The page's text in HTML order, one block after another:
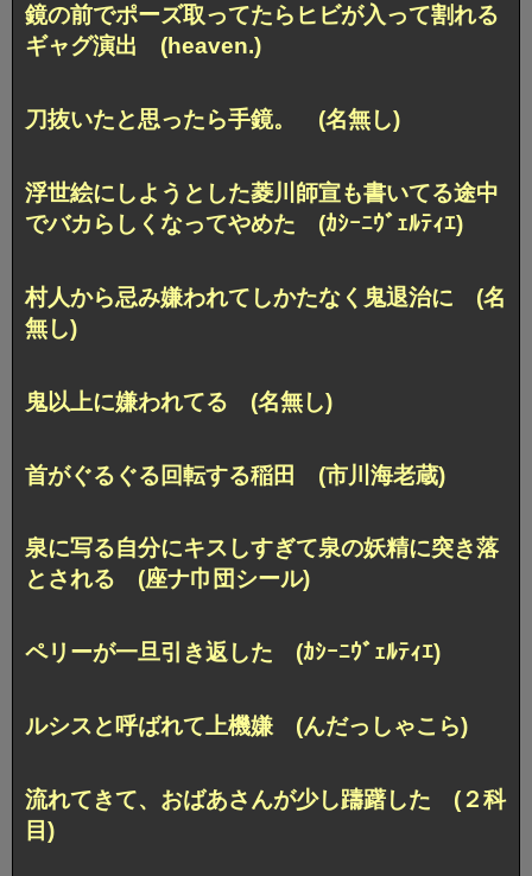
鏡の前でポーズ取ってたらヒビが入って割れる
ギャグ演出 (heaven.)
刀抜いたと思ったら手鏡。 (名無し)
浮世絵にしようとした菱川師宣も書いてる途中
でバカらしくなってやめた (ｶｼｰﾆｳﾞｪﾙﾃｨｴ)
村人から忌み嫌われてしかたなく鬼退治に (名
無し)
鬼以上に嫌われてる (名無し)
首がぐるぐる回転する稲田 (市川海老蔵)
泉に写る自分にキスしすぎて泉の妖精に突き落
とされる (座ナ巾団シール)
ペリーが一旦引き返した (ｶｼｰﾆｳﾞｪﾙﾃｨｴ)
ルシスと呼ばれて上機嫌 (んだっしゃこら)
流れてきて、おばあさんが少し躊躇した (２科
目)